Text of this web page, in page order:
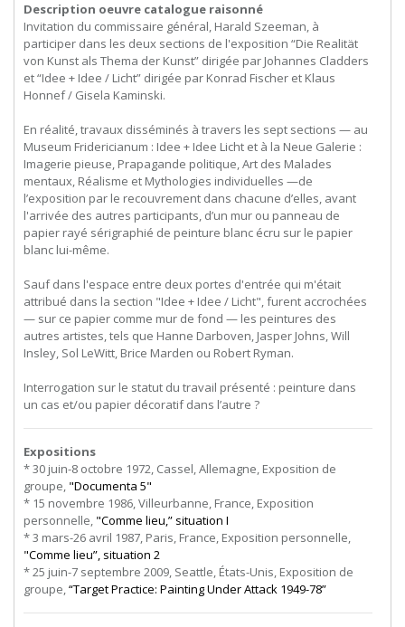
Description oeuvre catalogue raisonné
Invitation du commissaire général, Harald Szeeman, à
participer dans les deux sections de l'exposition “Die Realität
von Kunst als Thema der Kunst” dirigée par Johannes Cladders
et “Idee + Idee / Licht” dirigée par Konrad Fischer et Klaus
Honnef / Gisela Kaminski.
En réalité, travaux disséminés à travers les sept sections — au
Museum Fridericianum : Idee + Idee Licht et à la Neue Galerie :
Imagerie pieuse, Prapagande politique, Art des Malades
mentaux, Réalisme et Mythologies individuelles —de
l’exposition par le recouvrement dans chacune d’elles, avant
l'arrivée des autres participants, d’un mur ou panneau de
papier rayé sérigraphié de peinture blanc écru sur le papier
blanc lui-même.
Sauf dans l'espace entre deux portes d'entrée qui m'était
attribué dans la section "Idee + Idee / Licht", furent accrochées
— sur ce papier comme mur de fond — les peintures des
autres artistes, tels que Hanne Darboven, Jasper Johns, Will
Insley, Sol LeWitt, Brice Marden ou Robert Ryman.
Interrogation sur le statut du travail présenté : peinture dans
un cas et/ou papier décoratif dans l’autre ?
Expositions
* 30 juin-8 octobre 1972, Cassel, Allemagne, Exposition de
groupe, "Documenta 5"
* 15 novembre 1986, Villeurbanne, France, Exposition
personnelle, "Comme lieu,” situation I
* 3 mars-26 avril 1987, Paris, France, Exposition personnelle,
"Comme lieu”, situation 2
* 25 juin-7 septembre 2009, Seattle, États-Unis, Exposition de
groupe,“Target Practice: Painting Under Attack 1949-78”